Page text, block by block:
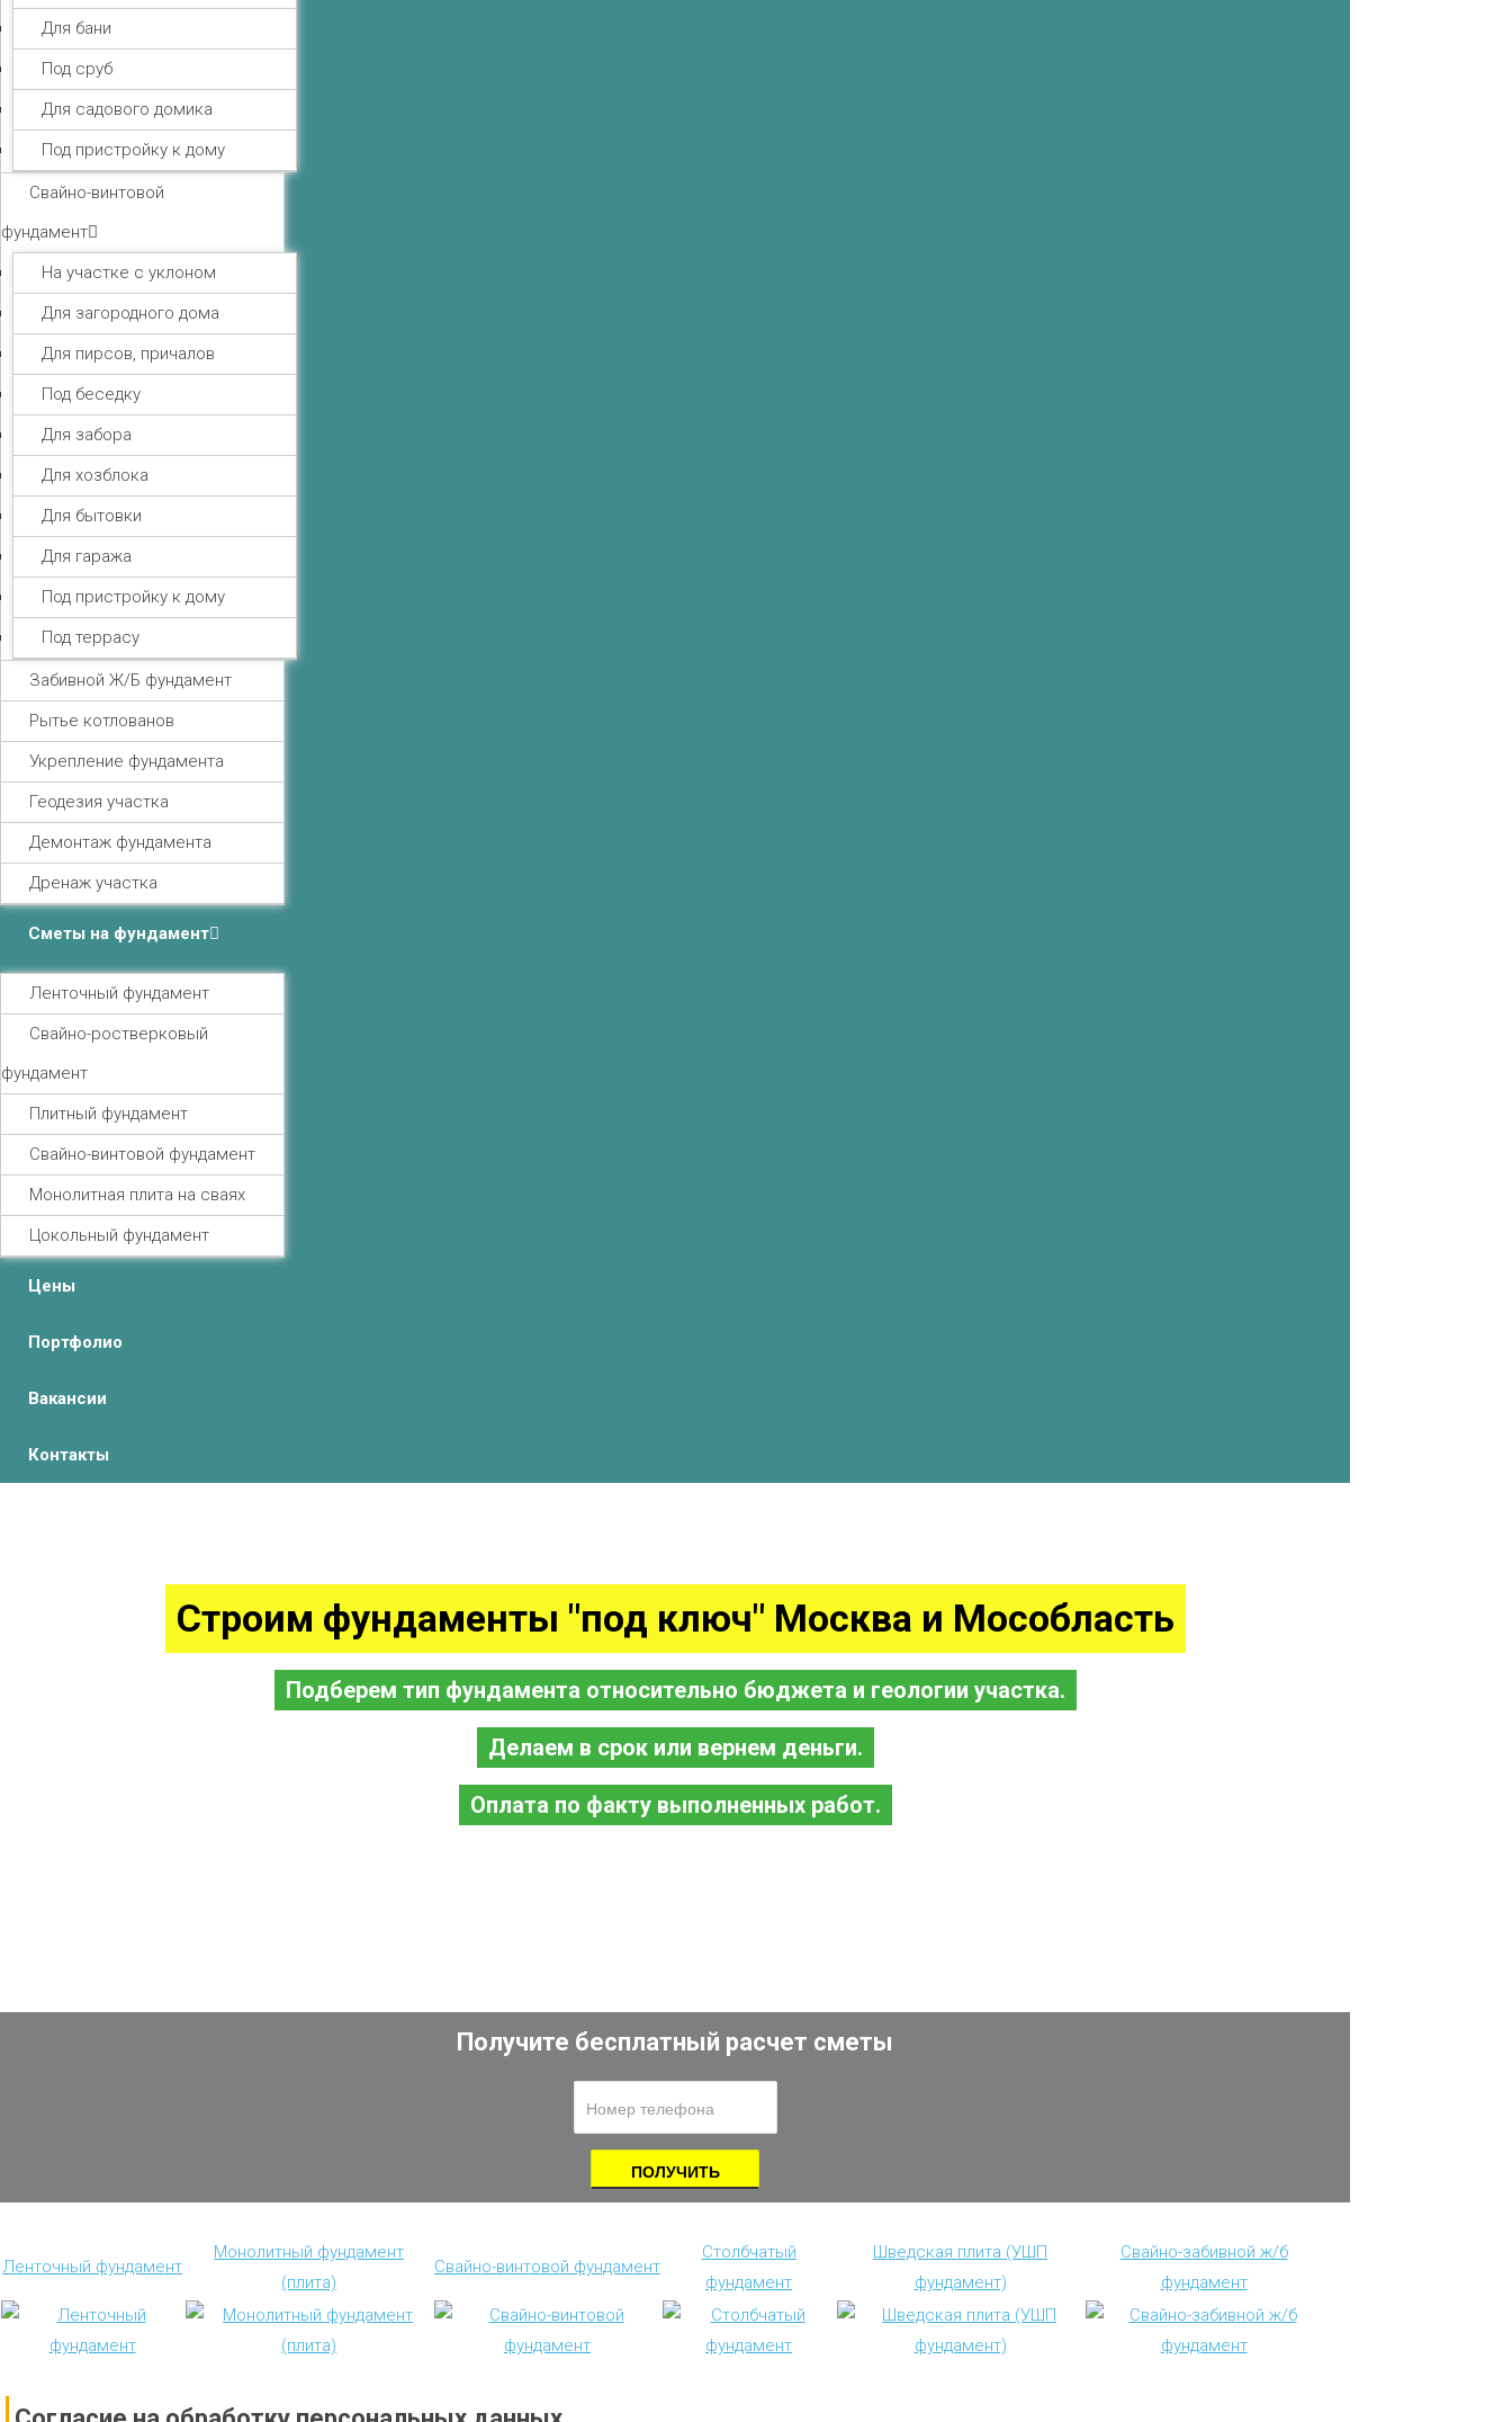
Для бани
Под сруб
Для садового домика
Под пристройку к дому
Свайно-винтовой
фундамент
На участке с уклоном
Для загородного дома
Для пирсов, причалов
Под беседку
Для забора
Для хозблока
Для бытовки
Для гаража
Под пристройку к дому
Под террасу
Забивной Ж/Б фундамент
Рытье котлованов
Укрепление фундамента
Геодезия участка
Демонтаж фундамента
Дренаж участка
Сметы на фундамент
Ленточный фундамент
Свайно-ростверковый
фундамент
Плитный фундамент
Свайно-винтовой фундамент
Монолитная плита на сваях
Цокольный фундамент
Цены
Портфолио
Вакансии
Контакты
Строим фундаменты "под ключ" Москва и Мособласть
Подберем тип фундамента относительно бюджета и геологии участка.
Делаем в срок или вернем деньги.
Оплата по факту выполненных работ.
Получите бесплатный расчет сметы
Ленточный фундамент
Монолитный фундамент
(плита)
Свайно-винтовой фундамент
Столбчатый
фундамент
Шведская плита (УШП
фундамент)
Свайно-забивной ж/б
фундамент